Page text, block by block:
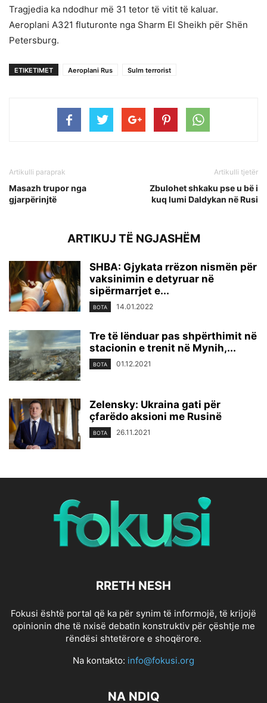
Tragjedia ka ndodhur më 31 tetor të vitit të kaluar.
Aeroplani A321 fluturonte nga Sharm El Sheikh për Shën
Petersburg.
ETIKETIMET Aeroplani Rus Sulm terrorist
Artikulli paraprak
Masazh trupor nga
gjarpërinjtë
Artikulli tjetër
Zbulohet shkaku pse u bë i
kuq lumi Daldykan në Rusi
ARTIKUJ TË NGJASHËM
SHBA: Gjykata rrëzon nismën për
vaksinimin e detyruar në
sipërmarrjet e...
BOTA 14.01.2022
Tre të lënduar pas shpërthimit në
stacionin e trenit në Mynih,...
BOTA 01.12.2021
Zelensky: Ukraina gati për
çfarëdo aksioni me Rusinë
BOTA 26.11.2021
RRETH NESH
Fokusi është portal që ka për synim të informojë, të krijojë
opinionin dhe të nxisë debatin konstruktiv për çështje me
rëndësi shtetërore e shoqërore.
Na kontakto: info@fokusi.org
NA NDIQ